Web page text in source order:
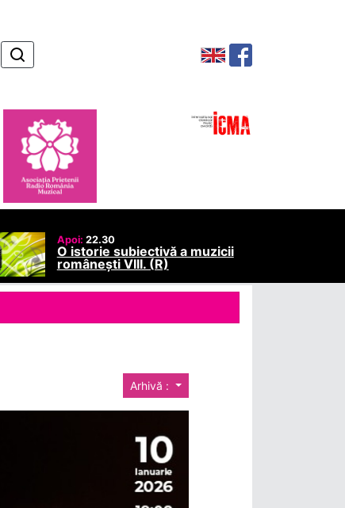
Apoi: 22.30
O istorie subiectivă a muzicii
românești VIII. (R)
Arhivă :